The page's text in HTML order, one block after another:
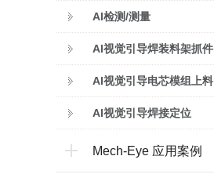
AI检测/测量
AI视觉引导焊装料架抓件
AI视觉引导电芯模组上料
AI视觉引导焊接定位
Mech-Eye 应用案例